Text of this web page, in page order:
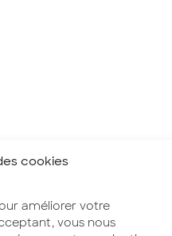
cookies
améliorer votre
vous nous